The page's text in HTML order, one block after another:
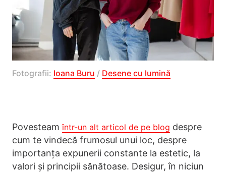
Fotografii: Ioana Buru / Desene cu lumină
Povesteamîntr-un alt articol de pe blog despre
cum te vindecă frumosul unui loc, despre
importanța expunerii constante la estetic, la
valori și principii sănătoase. Desigur, în niciun